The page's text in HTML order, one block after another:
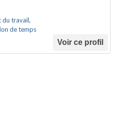
du travail,
de temps
Voir ce profil